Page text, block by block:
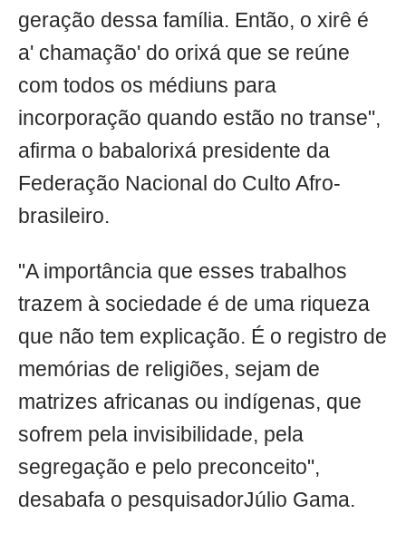
geração dessa família. Então, o xirê é
a' chamação' do orixá que se reúne
com todos os médiuns para
incorporação quando estão no transe",
afirma o babalorixá presidente da
Federação Nacional do Culto Afro-
brasileiro.
"A importância que esses trabalhos
trazem à sociedade é de uma riqueza
que não tem explicação. É o registro de
memórias de religiões, sejam de
matrizes africanas ou indígenas, que
sofrem pela invisibilidade, pela
segregação e pelo preconceito",
desabafa o pesquisadorJúlio Gama.